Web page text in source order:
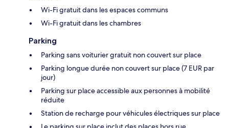
Wi-Fi gratuit dans les espaces communs
Wi-Fi gratuit dans les chambres
Parking
Parking sans voiturier gratuit non couvert sur place
Parking longue durée non couvert sur place (7 EUR par
jour)
Parking sur place accessible aux personnes à mobilité
réduite
Station de recharge pour véhicules électriques sur place